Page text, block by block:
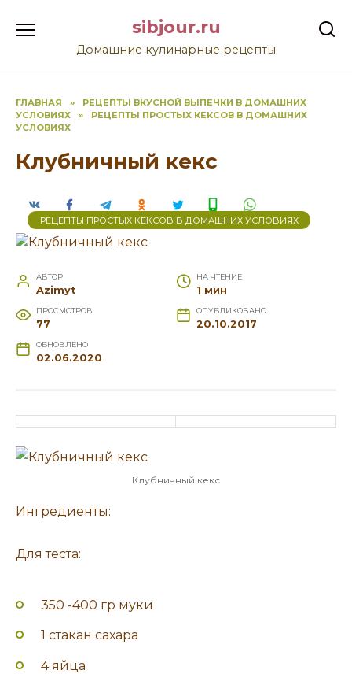
содержанию
sibjour.ru
Домашние кулинарные рецепты
ГЛАВНАЯ »
РЕЦЕПТЫ ВКУСНОЙ ВЫПЕЧКИ В ДОМАШНИХ
УСЛОВИЯХ
»
РЕЦЕПТЫ ПРОСТЫХ КЕКСОВ В ДОМАШНИХ
УСЛОВИЯХ
Клубничный кекс
РЕЦЕПТЫ ПРОСТЫХ КЕКСОВ В ДОМАШНИХ УСЛОВИЯХ
АВТОР
Azimyt
НА ЧТЕНИЕ
1 мин
ПРОСМОТРОВ
77
ОПУБЛИКОВАНО
20.10.2017
ОБНОВЛЕНО
02.06.2020
Клубничный кекс
Ингредиенты:
Для теста:
350 -400 гр муки
1 стакан сахара
4 яйца